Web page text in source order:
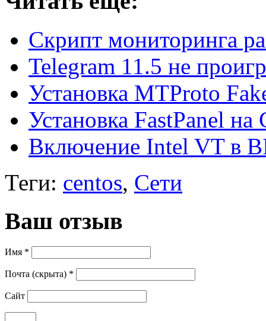
Скрипт мониторинга
Telegram 11.5 не
Установка MTProto
Установка FastPanel
Включение Intel VT в
Теги: centos, Сети
Ваш отзыв
Имя *
Почта (скрыта) *
Сайт